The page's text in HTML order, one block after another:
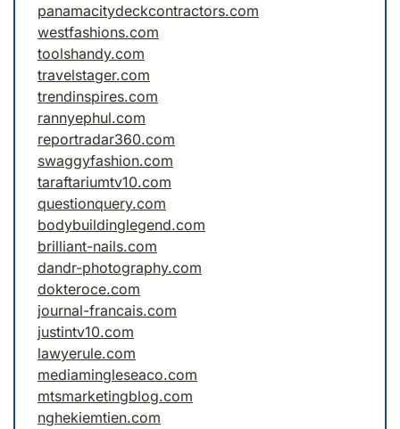
panamacitydeckcontractors.com
westfashions.com
toolshandy.com
travelstager.com
trendinspires.com
rannyephul.com
reportradar360.com
swaggyfashion.com
taraftariumtv10.com
questionquery.com
bodybuildinglegend.com
brilliant-nails.com
dandr-photography.com
dokteroce.com
journal-francais.com
justintv10.com
lawyerule.com
mediamingleseaco.com
mtsmarketingblog.com
nghekiemtien.com